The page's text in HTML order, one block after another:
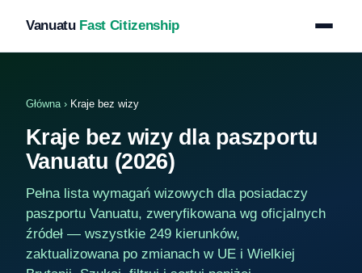
Vanuatu Fast Citizenship
Główna› Kraje bez wizy
Kraje bez wizy dla paszportu
Vanuatu (2026)
Pełna lista wymagań wizowych dla posiadaczy
paszportu Vanuatu, zweryfikowana wg oficjalnych
źródeł — wszystkie 249 kierunków,
zaktualizowana po zmianach w UE i Wielkiej